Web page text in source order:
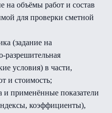
на объёмы работ и состав
для проверки сметной
(задание на
разрешительная
условия) в части,
и стоимость;
и применённые показатели
коэффициенты),